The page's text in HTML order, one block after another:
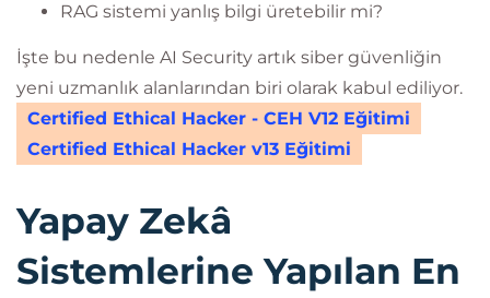
RAG sistemi yanlış bilgi üretebilir mi?
İşte bu nedenle AI Security artık siber güvenliğin
yeni uzmanlık alanlarından biri olarak kabul ediliyor.
Certified Ethical Hacker - CEH V12 Eğitimi
Certified Ethical Hacker v13 Eğitimi
Yapay Zekâ
Sistemlerine Yapılan En